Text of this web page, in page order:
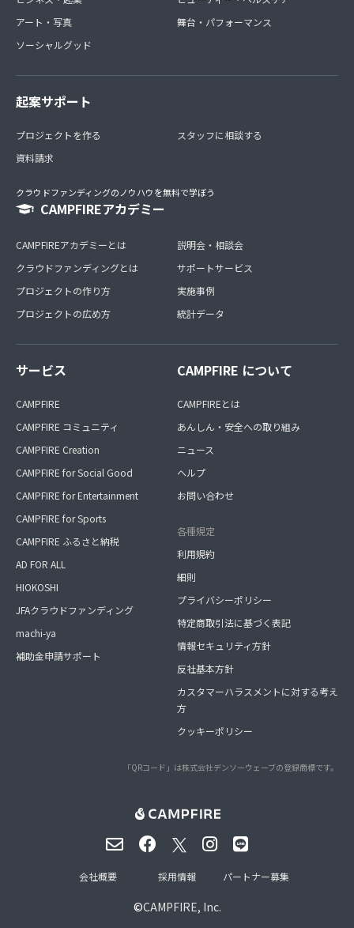
アート・写真
ソーシャルグッド
舞台・パフォーマンス
起案サポート
プロジェクトを作る
資料請求
スタッフに相談する
クラウドファンディングのノウハウを無料で学ぼう
CAMPFIREアカデミー
CAMPFIREアカデミーとは
クラウドファンディングとは
プロジェクトの作り方
プロジェクトの広め方
説明会・相談会
サポートサービス
実施事例
統計データ
サービス
CAMPFIRE
CAMPFIRE コミュニティ
CAMPFIRE Creation
CAMPFIRE for Social Good
CAMPFIRE for Entertainment
CAMPFIRE for Sports
CAMPFIRE ふるさと納税
AD FOR ALL
HIOKOSHI
JFAクラウドファンディング
machi-ya
補助金申請サポート
CAMPFIRE について
CAMPFIREとは
あんしん・安全への取り組み
ニュース
ヘルプ
お問い合わせ
各種規定
利用規約
細則
プライバシーポリシー
特定商取引法に基づく表記
情報セキュリティ方針
反社基本方針
カスタマーハラスメントに対する考え
方
クッキーポリシー
「QRコード」は株式会社デンソーウェーブの登録商標です。
©CAMPFIRE, Inc.
会社概要 採用情報 パートナー募集